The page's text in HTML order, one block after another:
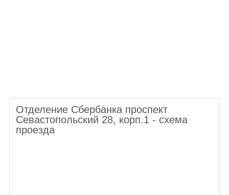
Отделение Сбербанка проспект
Севастопольский 28, корп.1 - схема
проезда